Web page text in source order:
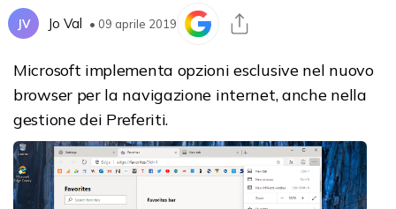
JV Jo Val • 09 aprile 2019
Microsoft implementa opzioni esclusive nel nuovo
browser per la navigazione internet, anche nella
gestione dei Preferiti.